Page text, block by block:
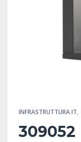
INFRASTRUTTURA IT,
309052